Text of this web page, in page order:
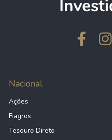
Nacional
Ações
Fiagros
Tesouro Direto